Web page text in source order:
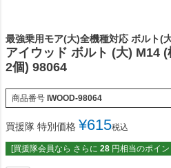
最強乗用モア(大)全機種対応 ボルト(
アイウッド ボルト (大) M14
2個) 98064
商品番号 IWOOD-98064
買援隊 特別価格 ¥615税込
[買援隊会員なら さらに 28 円相当のポイ